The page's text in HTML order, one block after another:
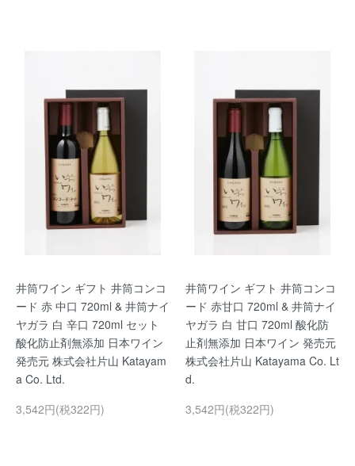
井筒ワイン ギフト 井筒コンコ
ード 赤 中口 720ml & 井筒ナイ
ヤガラ 白 辛口 720ml セット
酸化防止剤無添加 日本ワイン
発売元 株式会社片山 Katayam
a Co. Ltd.
3,542円(税322円)
井筒ワイン ギフト 井筒コンコ
ード 赤甘口 720ml & 井筒ナイ
ヤガラ 白 甘口 720ml 酸化防
止剤無添加 日本ワイン 発売元
株式会社片山 Katayama Co. Lt
d.
3,542円(税322円)